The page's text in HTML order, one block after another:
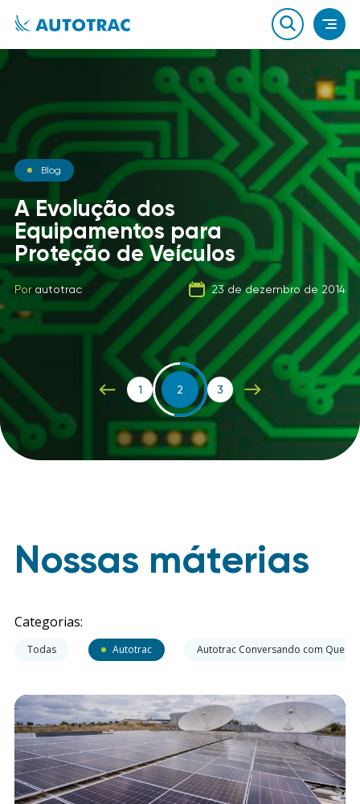
Notícias
O que você sabe sobre o
combustível que a sua
frota usa?
Porautotrac 21 de setembro de 2019
Blog
A Evolução dos
Equipamentos para
Proteção de Veículos
Porautotrac 23 de dezembro de 2014
Carga Fracionada
Porautotrac 06 de fevereiro de 2020
1 2 3
Nossas máterias
Categorias:
Todas Autotrac Autotrac Conversando com Quem